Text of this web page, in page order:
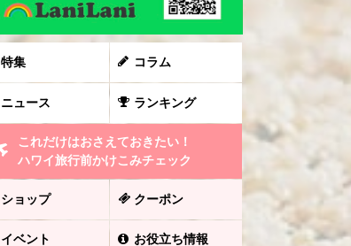
特集 コラム
ニュース ランキング
これだけはおさえておきたい！
ハワイ旅行前かけこみチェック
ショップ クーポン
イベント お役立ち情報